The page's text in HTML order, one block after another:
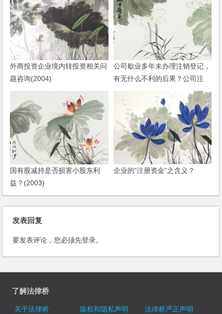
外商投资企业境内转投资相关问
题咨询(2004)
公司歇业多年未办理注销登记，
有无什么不利的后果？公司注
销，其债权债务如何处理？
国有股减持是否损害小股东利
益？(2003)
企业的“注册资金”之含义？
发表回复
要发表评论，您必须先登录。
了解法律桥
关于法律桥 版权和隐私声明
法律桥严正声明